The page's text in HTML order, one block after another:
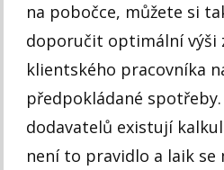
na pobočce, můžete si
doporučit optimální výši
klientského pracovníka
předpokládané
dodavatelů existují
není to pravidlo a laik se